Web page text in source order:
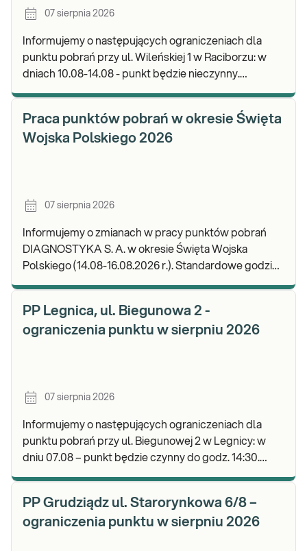
07 sierpnia 2026
Informujemy o następujących ograniczeniach dla
punktu pobrań przy ul. Wileńskiej 1 w Raciborzu: w
dniach 10.08-14.08 - punkt będzie nieczynny.
Praca punktów pobrań w okresie Święta
Wojska Polskiego 2026
07 sierpnia 2026
Informujemy o zmianach w pracy punktów pobrań
DIAGNOSTYKA S. A. w okresie Święta Wojska
Polskiego (14.08-16.08.2026 r.). Standardowe godziny
PP Legnica, ul. Biegunowa 2 -
ograniczenia punktu w sierpniu 2026
07 sierpnia 2026
Informujemy o następujących ograniczeniach dla
punktu pobrań przy ul. Biegunowej 2 w Legnicy: w
dniu 07.08 – punkt będzie czynny do godz. 14:30.
PP Grudziądz ul. Starorynkowa 6/8 –
ograniczenia punktu w sierpniu 2026